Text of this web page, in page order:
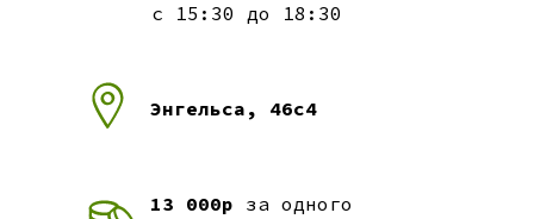
с 15:30 до 18:30
Энгельса, 46с4
13 000р за одного